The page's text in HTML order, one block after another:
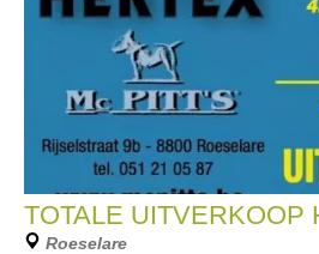
TOTALE UITVERKOOP
Roeselare